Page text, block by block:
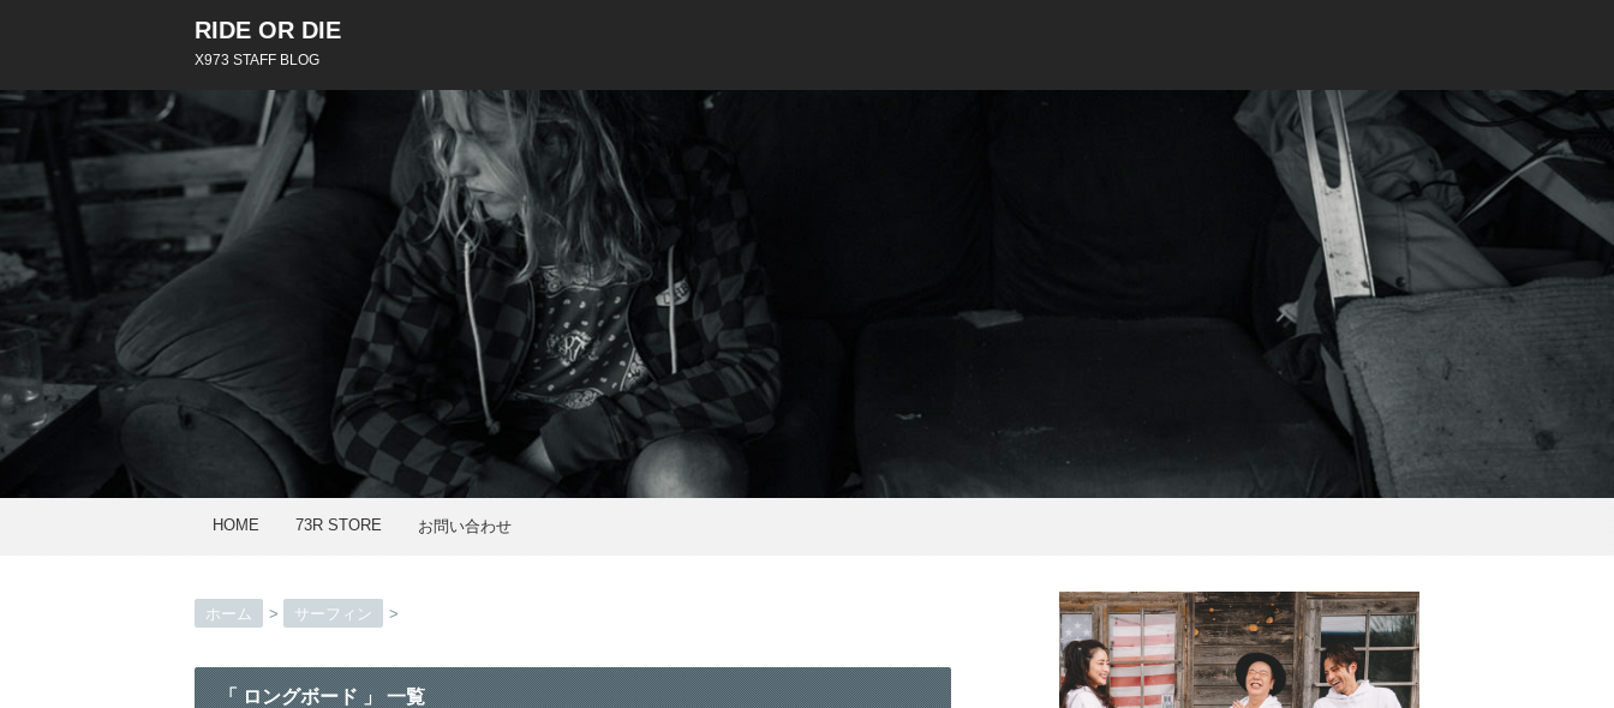
RIDE OR DIE
X973 STAFF BLOG
HOME 73R STORE お問い合わせ
ホーム > サーフィン >
「 ロングボード 」 一覧